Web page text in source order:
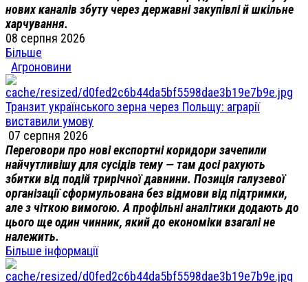
нових каналів збуту через державні закупівлі й шкільне
харчування.
08 серпня 2026
Більше
Агроновини
Транзит українського зерна через Польщу: аграрії
виставили умову
07 серпня 2026
Переговори про нові експортні коридори зачепили
найчутливішу для сусідів тему — там досі рахують
збитки від подій трирічної давнини. Позиція галузевої
організації сформульована без відмови від підтримки,
але з чіткою вимогою. А профільні аналітики додають до
цього ще один чинник, який до економіки взагалі не
належить.
Більше інформації